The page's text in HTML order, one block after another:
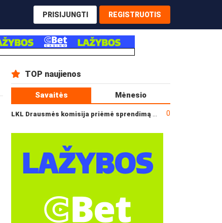
PRISIJUNGTI REGISTRUOTIS
TOP naujienos
Savaitės Mėnesio
0